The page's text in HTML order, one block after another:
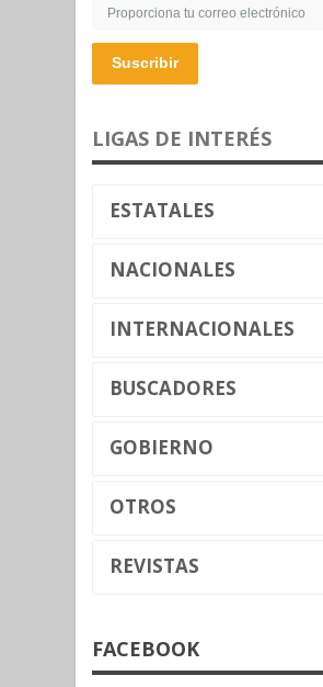
Suscribir
LIGAS DE INTERÉS
ESTATALES
NACIONALES
INTERNACIONALES
BUSCADORES
GOBIERNO
OTROS
REVISTAS
FACEBOOK